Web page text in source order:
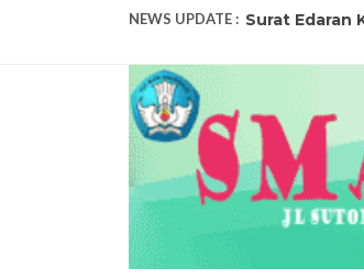
NEWS UPDATE : Surat Edaran
PENETAPAN
SMA NEGERI
14 ORANG
19 ORANG
Selamat